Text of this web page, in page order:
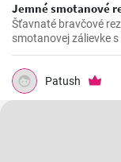
Jemné smotanové
Šťavnaté bravčové
smotanovej zálievke
a doslova sa rozpadá.
Patush